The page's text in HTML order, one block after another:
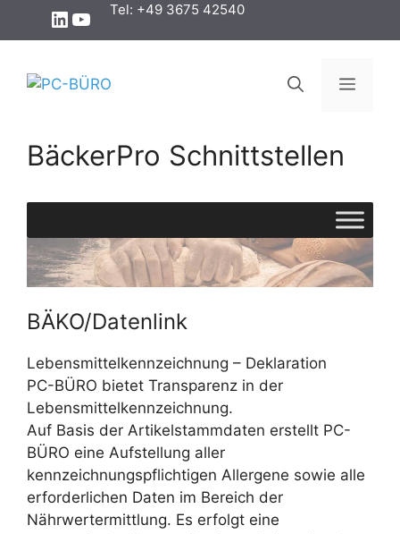
LinkedIn
YouTube
Tel: +49 3675 42540
Menü
BäckerPro Schnittstellen
BÄKO/Datenlink
Lebensmittelkennzeichnung – Deklaration
PC-BÜRO bietet Transparenz in der
Lebensmittelkennzeichnung.
Auf Basis der Artikelstammdaten erstellt PC-
BÜRO eine Aufstellung aller
kennzeichnungspflichtigen Allergene sowie alle
erforderlichen Daten im Bereich der
Nährwertermittlung. Es erfolgt eine